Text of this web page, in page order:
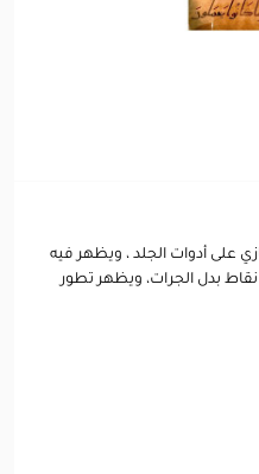
على أدوات الجلد ، ويظهر فيه
بدل الجرات، ويظهر تطور